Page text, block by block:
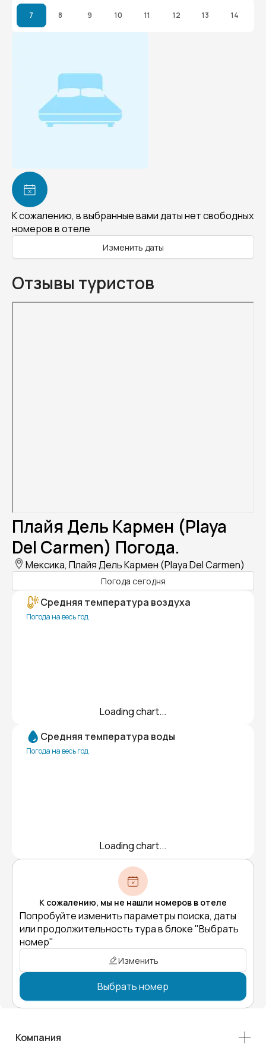
7 8 9 10 11 12 13 14
К сожалению, в выбранные вами даты нет свободных
номеров в отеле
Изменить даты
Отзывы туристов
Плайя Дель Кармен (Playa
Del Carmen) Погода.
Мексика, Плайя Дель Кармен (Playa Del Carmen)
Погода сегодня
Средняя температура воздуха
Погода на весь год
Loading chart...
Средняя температура воды
Погода на весь год
Loading chart...
К сожалению, мы не нашли номеров в отеле
Попробуйте изменить параметры поиска, даты
или продолжительность тура в блоке "Выбрать
номер"
Изменить
Выбрать номер
Компания